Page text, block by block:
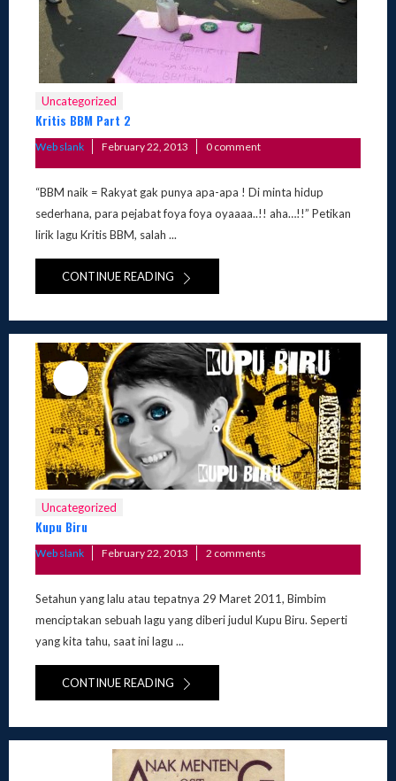
Uncategorized
Kritis BBM Part 2
Web slank
Posted
February 22, 2013 0 comment
“BBM naik = Rakyat gak punya apa-apa ! Di minta hidup
sederhana, para pejabat foya foya oyaaaa..!! aha…!!” Petikan
lirik lagu Kritis BBM, salah ...
CONTINUE READING
Uncategorized
Kupu Biru
Web slank
Posted
February 22, 2013 2 comments
Setahun yang lalu atau tepatnya 29 Maret 2011, Bimbim
menciptakan sebuah lagu yang diberi judul Kupu Biru. Seperti
yang kita tahu, saat ini lagu ...
CONTINUE READING